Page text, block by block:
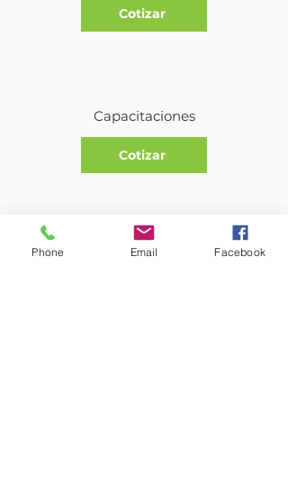
Cotizar
Capacitaciones
Cotizar
Asistencia Técnica
Phone Email Facebook